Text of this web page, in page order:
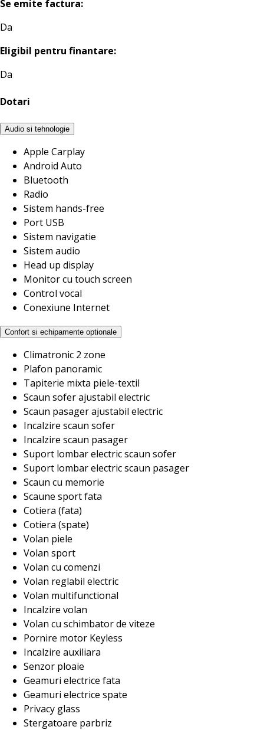
Se emite factura:
Da
Eligibil pentru finantare:
Da
Dotari
Audio si tehnologie
Apple Carplay
Android Auto
Bluetooth
Radio
Sistem hands-free
Port USB
Sistem navigatie
Sistem audio
Head up display
Monitor cu touch screen
Control vocal
Conexiune Internet
Confort si echipamente optionale
Climatronic 2 zone
Plafon panoramic
Tapiterie mixta piele-textil
Scaun sofer ajustabil electric
Scaun pasager ajustabil electric
Incalzire scaun sofer
Incalzire scaun pasager
Suport lombar electric scaun sofer
Suport lombar electric scaun pasager
Scaun cu memorie
Scaune sport fata
Cotiera (fata)
Cotiera (spate)
Volan piele
Volan sport
Volan cu comenzi
Volan reglabil electric
Volan multifunctional
Incalzire volan
Volan cu schimbator de viteze
Pornire motor Keyless
Incalzire auxiliara
Senzor ploaie
Geamuri electrice fata
Geamuri electrice spate
Privacy glass
Stergatoare parbriz